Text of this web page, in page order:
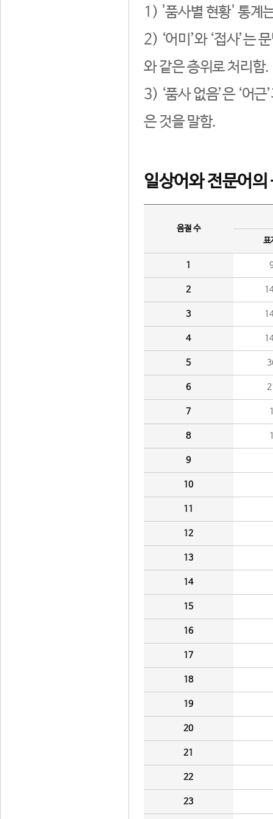
1) '품사별 현황' 통계
2) ‘어미’와 ‘접사’는
와 같은 층위로 처리함.
3) ‘품사 없음’은 ‘어
은 것을 말함.
일상어와 전문어의
음절 수
표
1
2
3
4
5
6
7
8
9
10
11
12
13
14
15
16
17
18
19
20
21
22
23